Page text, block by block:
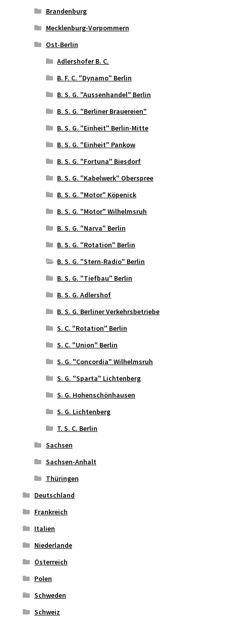
Brandenburg
Mecklenburg-Vorpommern
Ost-Berlin
Adlershofer B. C.
B. F. C. "Dynamo" Berlin
B. S. G. "Aussenhandel" Berlin
B. S. G. "Berliner Brauereien"
B. S. G. "Einheit" Berlin-Mitte
B. S. G. "Einheit" Pankow
B. S. G. "Fortuna" Biesdorf
B. S. G. "Kabelwerk" Oberspree
B. S. G. "Motor" Köpenick
B. S. G. "Motor" Wilhelmsruh
B. S. G. "Narva" Berlin
B. S. G. "Rotation" Berlin
B. S. G. "Stern-Radio" Berlin
B. S. G. "Tiefbau" Berlin
B. S. G. Adlershof
B. S. G. Berliner Verkehrsbetriebe
S. C. "Rotation" Berlin
S. C. "Union" Berlin
S. G. "Concordia" Wilhelmsruh
S. G. "Sparta" Lichtenberg
S. G. Hohenschönhausen
S. G. Lichtenberg
T. S. C. Berlin
Sachsen
Sachsen-Anhalt
Thüringen
Deutschland
Frankreich
Italien
Niederlande
Österreich
Polen
Schweden
Schweiz